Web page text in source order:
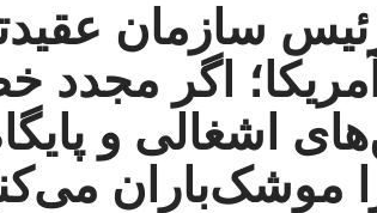
سازمان
اگر مجدد
اشغالی و
موشک‌باران